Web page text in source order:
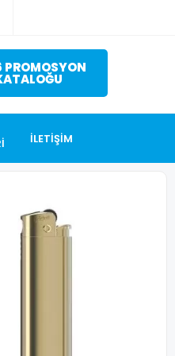
PROMOSYON
İLETIŞIM